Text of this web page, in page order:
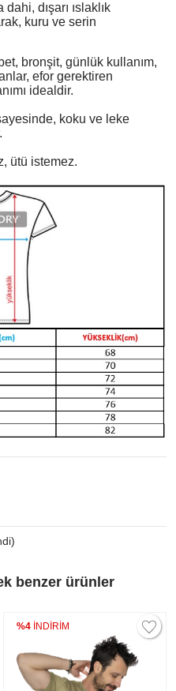
dışarı ıslaklık
kuru ve serin
bronşit, günlük kullanım,
efor gerektiren
idealdir.
koku ve leke
ütü istemez.
benzer ürünler
%4 İNDİRİM